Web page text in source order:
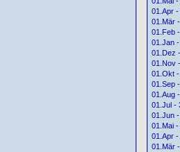
01.Apr -
01.Mär
01.Feb
01.Jan
01.Dez
01.Nov
01.Okt
01.Sep
01.Aug
01.Jul -
01.Jun
01.Mai
01.Apr -
01.Mär